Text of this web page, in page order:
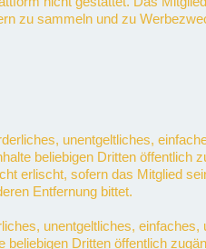
zu sammeln und zu
unentgeltliches,
beliebigen Dritten öffentlich
erlischt, sofern das Mitglied
Entfernung bittet.
unentgeltliches,
Dritten öffentlich